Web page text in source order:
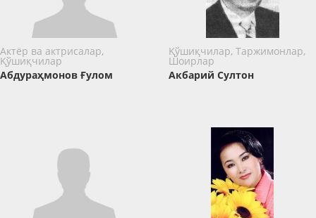
Актёр ва актрисалар,
Қўшиқчилар
Абдураҳмонов Ғулом
Қўшиқчилар, Таржимонлар,
Шоирлар
Акбарий Султон